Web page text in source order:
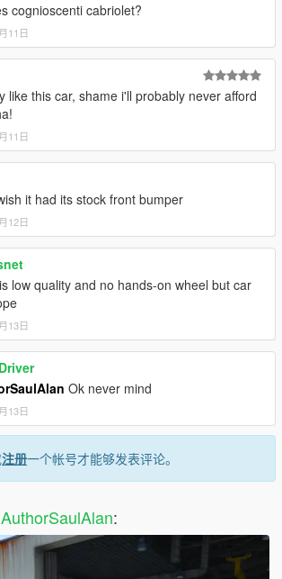
cognioscenti cabriolet?
11日
like this car, shame i'll probably never afford
11日
it had its stock front bumper
12日
low quality and no hands-on wheel but car
13日
Ok never mind
13日
注册一个帐号才能够发表评论。
AuthorSaulAlan: